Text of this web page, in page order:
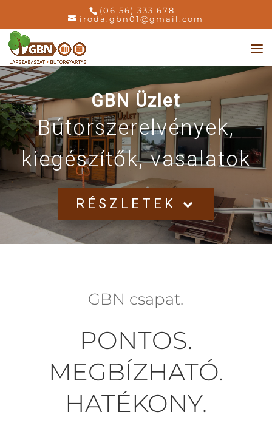
(06 56) 333 678
iroda.gbn01@gmail.com
GBN Üzlet
Bútorszerelvények,
kiegészítők, vasalatok
RÉSZLETEK
GBN csapat.
PONTOS.
MEGBÍZHATÓ.
HATÉKONY.